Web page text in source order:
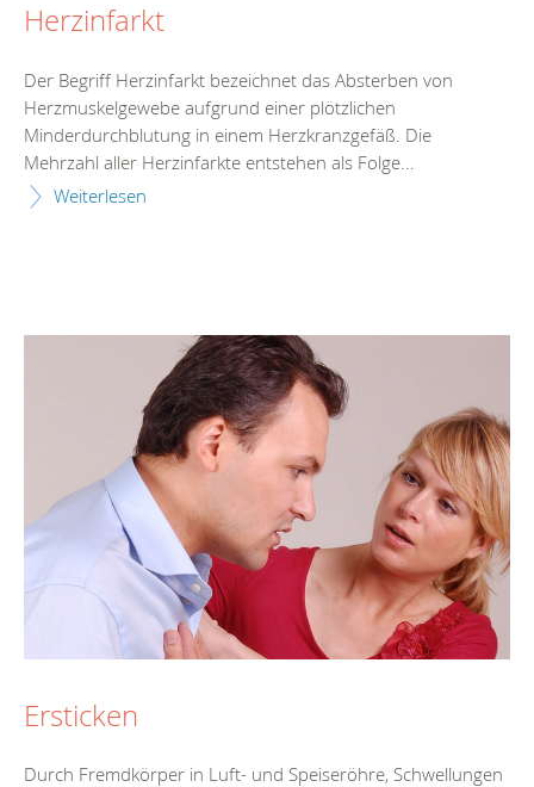
Herzinfarkt
Der Begriff Herzinfarkt bezeichnet das Absterben von
Herzmuskelgewebe aufgrund einer plötzlichen
Minderdurchblutung in einem Herzkranzgefäß. Die
Mehrzahl aller Herzinfarkte entstehen als Folge...
Weiterlesen
Ersticken
Durch Fremdkörper in Luft- und Speiseröhre, Schwellungen